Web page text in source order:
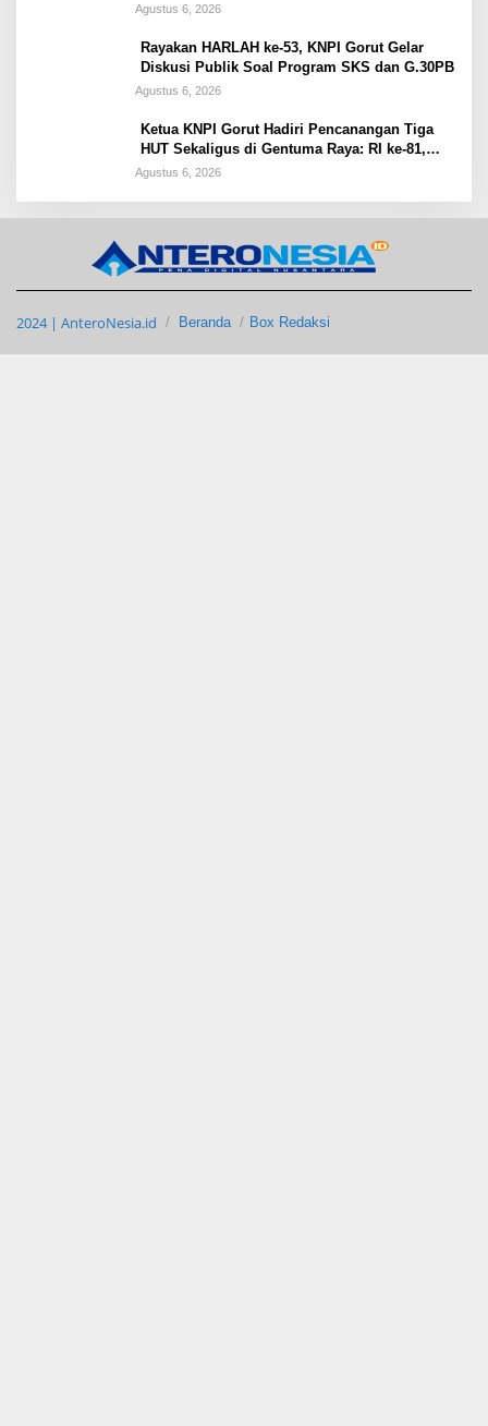
Agustus 6, 2026
Rayakan HARLAH ke-53, KNPI Gorut Gelar
Diskusi Publik Soal Program SKS dan G.30PB
Agustus 6, 2026
Ketua KNPI Gorut Hadiri Pencanangan Tiga
HUT Sekaligus di Gentuma Raya: RI ke-81,
Pramuka ke-65, dan Kecamatan ke-17
Agustus 6, 2026
2024 | AnteroNesia.id Beranda Box Redaksi